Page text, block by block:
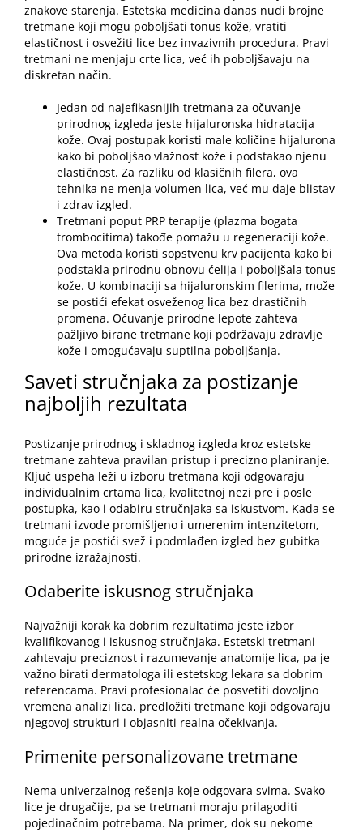
znakove starenja. Estetska medicina danas nudi brojne
tretmane koji mogu poboljšati tonus kože, vratiti
elastičnost i osvežiti lice bez invazivnih procedura. Pravi
tretmani ne menjaju crte lica, već ih poboljšavaju na
diskretan način.
Jedan od najefikasnijih tretmana za očuvanje
prirodnog izgleda jeste hijaluronska hidratacija
kože. Ovaj postupak koristi male količine hijalurona
kako bi poboljšao vlažnost kože i podstakao njenu
elastičnost. Za razliku od klasičnih filera, ova
tehnika ne menja volumen lica, već mu daje blistav
i zdrav izgled.
Tretmani poput PRP terapije (plazma bogata
trombocitima) takođe pomažu u regeneraciji kože.
Ova metoda koristi sopstvenu krv pacijenta kako bi
podstakla prirodnu obnovu ćelija i poboljšala tonus
kože. U kombinaciji sa hijaluronskim filerima, može
se postići efekat osveženog lica bez drastičnih
promena. Očuvanje prirodne lepote zahteva
pažljivo birane tretmane koji podržavaju zdravlje
kože i omogućavaju suptilna poboljšanja.
Saveti stručnjaka za postizanje
najboljih rezultata
Postizanje prirodnog i skladnog izgleda kroz estetske
tretmane zahteva pravilan pristup i precizno planiranje.
Ključ uspeha leži u izboru tretmana koji odgovaraju
individualnim crtama lica, kvalitetnoj nezi pre i posle
postupka, kao i odabiru stručnjaka sa iskustvom. Kada se
tretmani izvode promišljeno i umerenim intenzitetom,
moguće je postići svež i podmlađen izgled bez gubitka
prirodne izražajnosti.
Odaberite iskusnog stručnjaka
Najvažniji korak ka dobrim rezultatima jeste izbor
kvalifikovanog i iskusnog stručnjaka. Estetski tretmani
zahtevaju preciznost i razumevanje anatomije lica, pa je
važno birati dermatologa ili estetskog lekara sa dobrim
referencama. Pravi profesionalac će posvetiti dovoljno
vremena analizi lica, predložiti tretmane koji odgovaraju
njegovoj strukturi i objasniti realna očekivanja.
Primenite personalizovane tretmane
Nema univerzalnog rešenja koje odgovara svima. Svako
lice je drugačije, pa se tretmani moraju prilagoditi
pojedinačnim potrebama. Na primer, dok su nekome